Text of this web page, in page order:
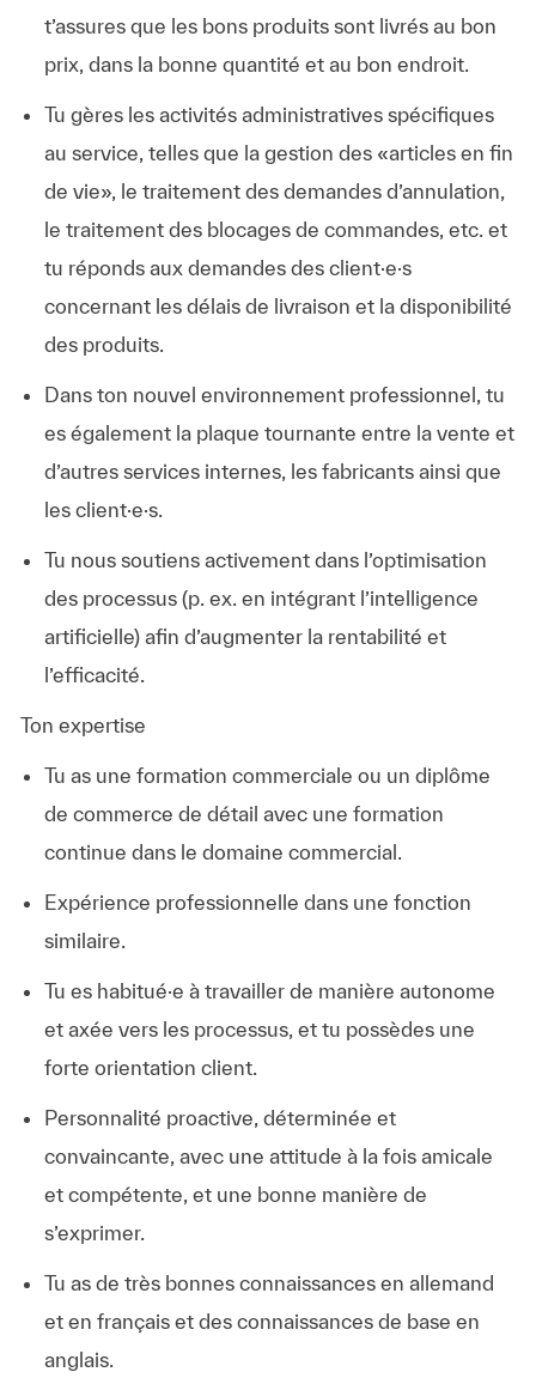
t’assures que les bons produits sont livrés au bon
prix, dans la bonne quantité et au bon endroit.
Tu gères les activités administratives spécifiques
au service, telles que la gestion des «articles en fin
de vie», le traitement des demandes d’annulation,
le traitement des blocages de commandes, etc. et
tu réponds aux demandes des client·e·s
concernant les délais de livraison et la disponibilité
des produits.
Dans ton nouvel environnement professionnel, tu
es également la plaque tournante entre la vente et
d’autres services internes, les fabricants ainsi que
les client·e·s.
Tu nous soutiens activement dans l’optimisation
des processus (p. ex. en intégrant l’intelligence
artificielle) afin d’augmenter la rentabilité et
l’efficacité.
Ton expertise
Tu as une formation commerciale ou un diplôme
de commerce de détail avec une formation
continue dans le domaine commercial.
Expérience professionnelle dans une fonction
similaire.
Tu es habitué·e à travailler de manière autonome
et axée vers les processus, et tu possèdes une
forte orientation client.
Personnalité proactive, déterminée et
convaincante, avec une attitude à la fois amicale
et compétente, et une bonne manière de
s’exprimer.
Tu as de très bonnes connaissances en allemand
et en français et des connaissances de base en
anglais.